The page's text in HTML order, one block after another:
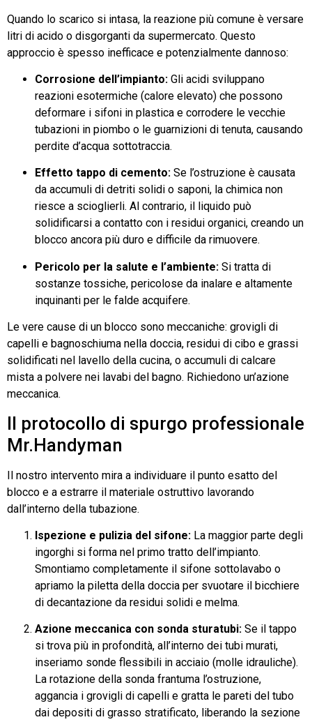
Quando lo scarico si intasa, la reazione più comune è versare
litri di acido o disgorganti da supermercato. Questo
approccio è spesso inefficace e potenzialmente dannoso:
Corrosione dell’impianto: Gli acidi sviluppano
reazioni esotermiche (calore elevato) che possono
deformare i sifoni in plastica e corrodere le vecchie
tubazioni in piombo o le guarnizioni di tenuta, causando
perdite d’acqua sottotraccia.
Effetto tappo di cemento: Se l’ostruzione è causata
da accumuli di detriti solidi o saponi, la chimica non
riesce a scioglierli. Al contrario, il liquido può
solidificarsi a contatto con i residui organici, creando un
blocco ancora più duro e difficile da rimuovere.
Pericolo per la salute e l’ambiente: Si tratta di
sostanze tossiche, pericolose da inalare e altamente
inquinanti per le falde acquifere.
Le vere cause di un blocco sono meccaniche: grovigli di
capelli e bagnoschiuma nella doccia, residui di cibo e grassi
solidificati nel lavello della cucina, o accumuli di calcare
mista a polvere nei lavabi del bagno. Richiedono un’azione
meccanica.
Il protocollo di spurgo professionale
Mr.Handyman
Il nostro intervento mira a individuare il punto esatto del
blocco e a estrarre il materiale ostruttivo lavorando
dall’interno della tubazione.
Ispezione e pulizia del sifone: La maggior parte degli
ingorghi si forma nel primo tratto dell’impianto.
Smontiamo completamente il sifone sottolavabo o
apriamo la piletta della doccia per svuotare il bicchiere
di decantazione da residui solidi e melma.
Azione meccanica con sonda sturatubi: Se il tappo
si trova più in profondità, all’interno dei tubi murati,
inseriamo sonde flessibili in acciaio (molle idrauliche).
La rotazione della sonda frantuma l’ostruzione,
aggancia i grovigli di capelli e gratta le pareti del tubo
dai depositi di grasso stratificato, liberando la sezione